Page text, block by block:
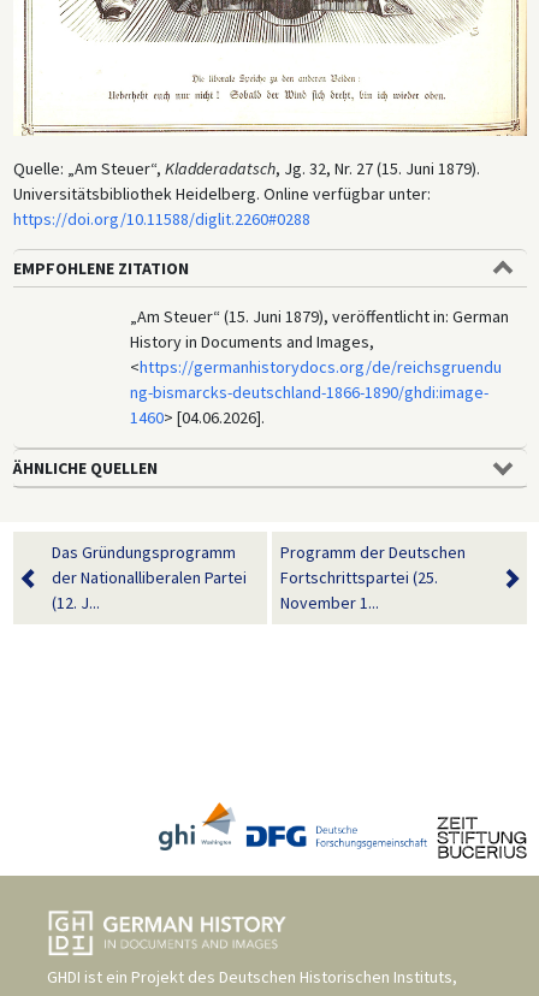
Quelle: „Am Steuer“, Kladderadatsch, Jg. 32, Nr. 27 (15. Juni 1879).
Universitätsbibliothek Heidelberg. Online verfügbar unter:
https://doi.org/10.11588/diglit.2260#0288
EMPFOHLENE ZITATION
„Am Steuer“ (15. Juni 1879), veröffentlicht in: German
History in Documents and Images,
<https://germanhistorydocs.org/de/reichsgruendu
ng-bismarcks-deutschland-1866-1890/ghdi:image-
1460> [04.06.2026].
ÄHNLICHE QUELLEN
Das Gründungsprogramm
der Nationalliberalen Partei
(12. J...
Programm der Deutschen
Fortschrittspartei (25.
November 1...
GHDI ist ein Projekt des Deutschen Historischen Instituts,